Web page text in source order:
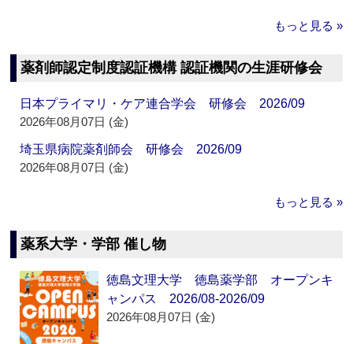
もっと見る »
薬剤師認定制度認証機構 認証機関の生涯研修会
日本プライマリ・ケア連合学会 研修会 2026/09
2026年08月07日 (金)
埼玉県病院薬剤師会 研修会 2026/09
2026年08月07日 (金)
もっと見る »
薬系大学・学部 催し物
徳島文理大学 徳島薬学部 オープンキ
ャンパス 2026/08-2026/09
2026年08月07日 (金)